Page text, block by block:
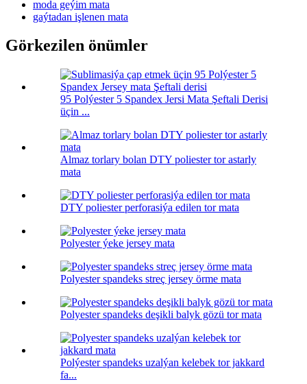
moda geýim mata
gaýtadan işlenen mata
Görkezilen önümler
95 Polýester 5 Spandex Jersi Mata Şeftali Derisi
üçin ...
Almaz torlary bolan DTY poliester tor astarly
mata
DTY poliester perforasiýa edilen tor mata
Polyester ýeke jersey mata
Polyester spandeks streç jersey örme mata
Polyester spandeks deşikli balyk gözü tor mata
Polýester spandeks uzalýan kelebek tor jakkard
fa...